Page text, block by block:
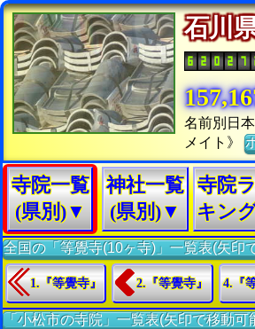
石川
名前別日
メイト》
寺院一覧
(県別)▼
神社一覧
(県別)▼
寺院
キン
全国の「等覺寺(10ヶ寺)」一覧表(矢印
1.『等覺寺』 2.『等覺寺』 4.『
「小松市の寺院」一覧表(矢印で移動可